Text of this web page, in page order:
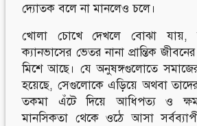
দ্যোতক বলে না মানলেও চলে।
খোলা চোখে দেখলে বোঝা যায়,
ক্যানভাসের ভেতর নানা প্রান্তিক
মিশে আছে। যে অনুষঙ্গগুলোতে
হয়েছে, সেগুলোকে এড়িয়ে অথবা
তকমা এঁটে দিয়ে আধিপত্য ও
মানসিকতা থেকে ওঠে আসা